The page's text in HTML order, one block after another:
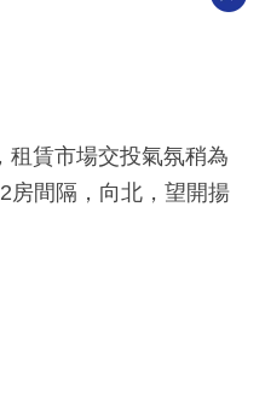
租賃市場交投氣氛稍為
房間隔，向北，望開揚